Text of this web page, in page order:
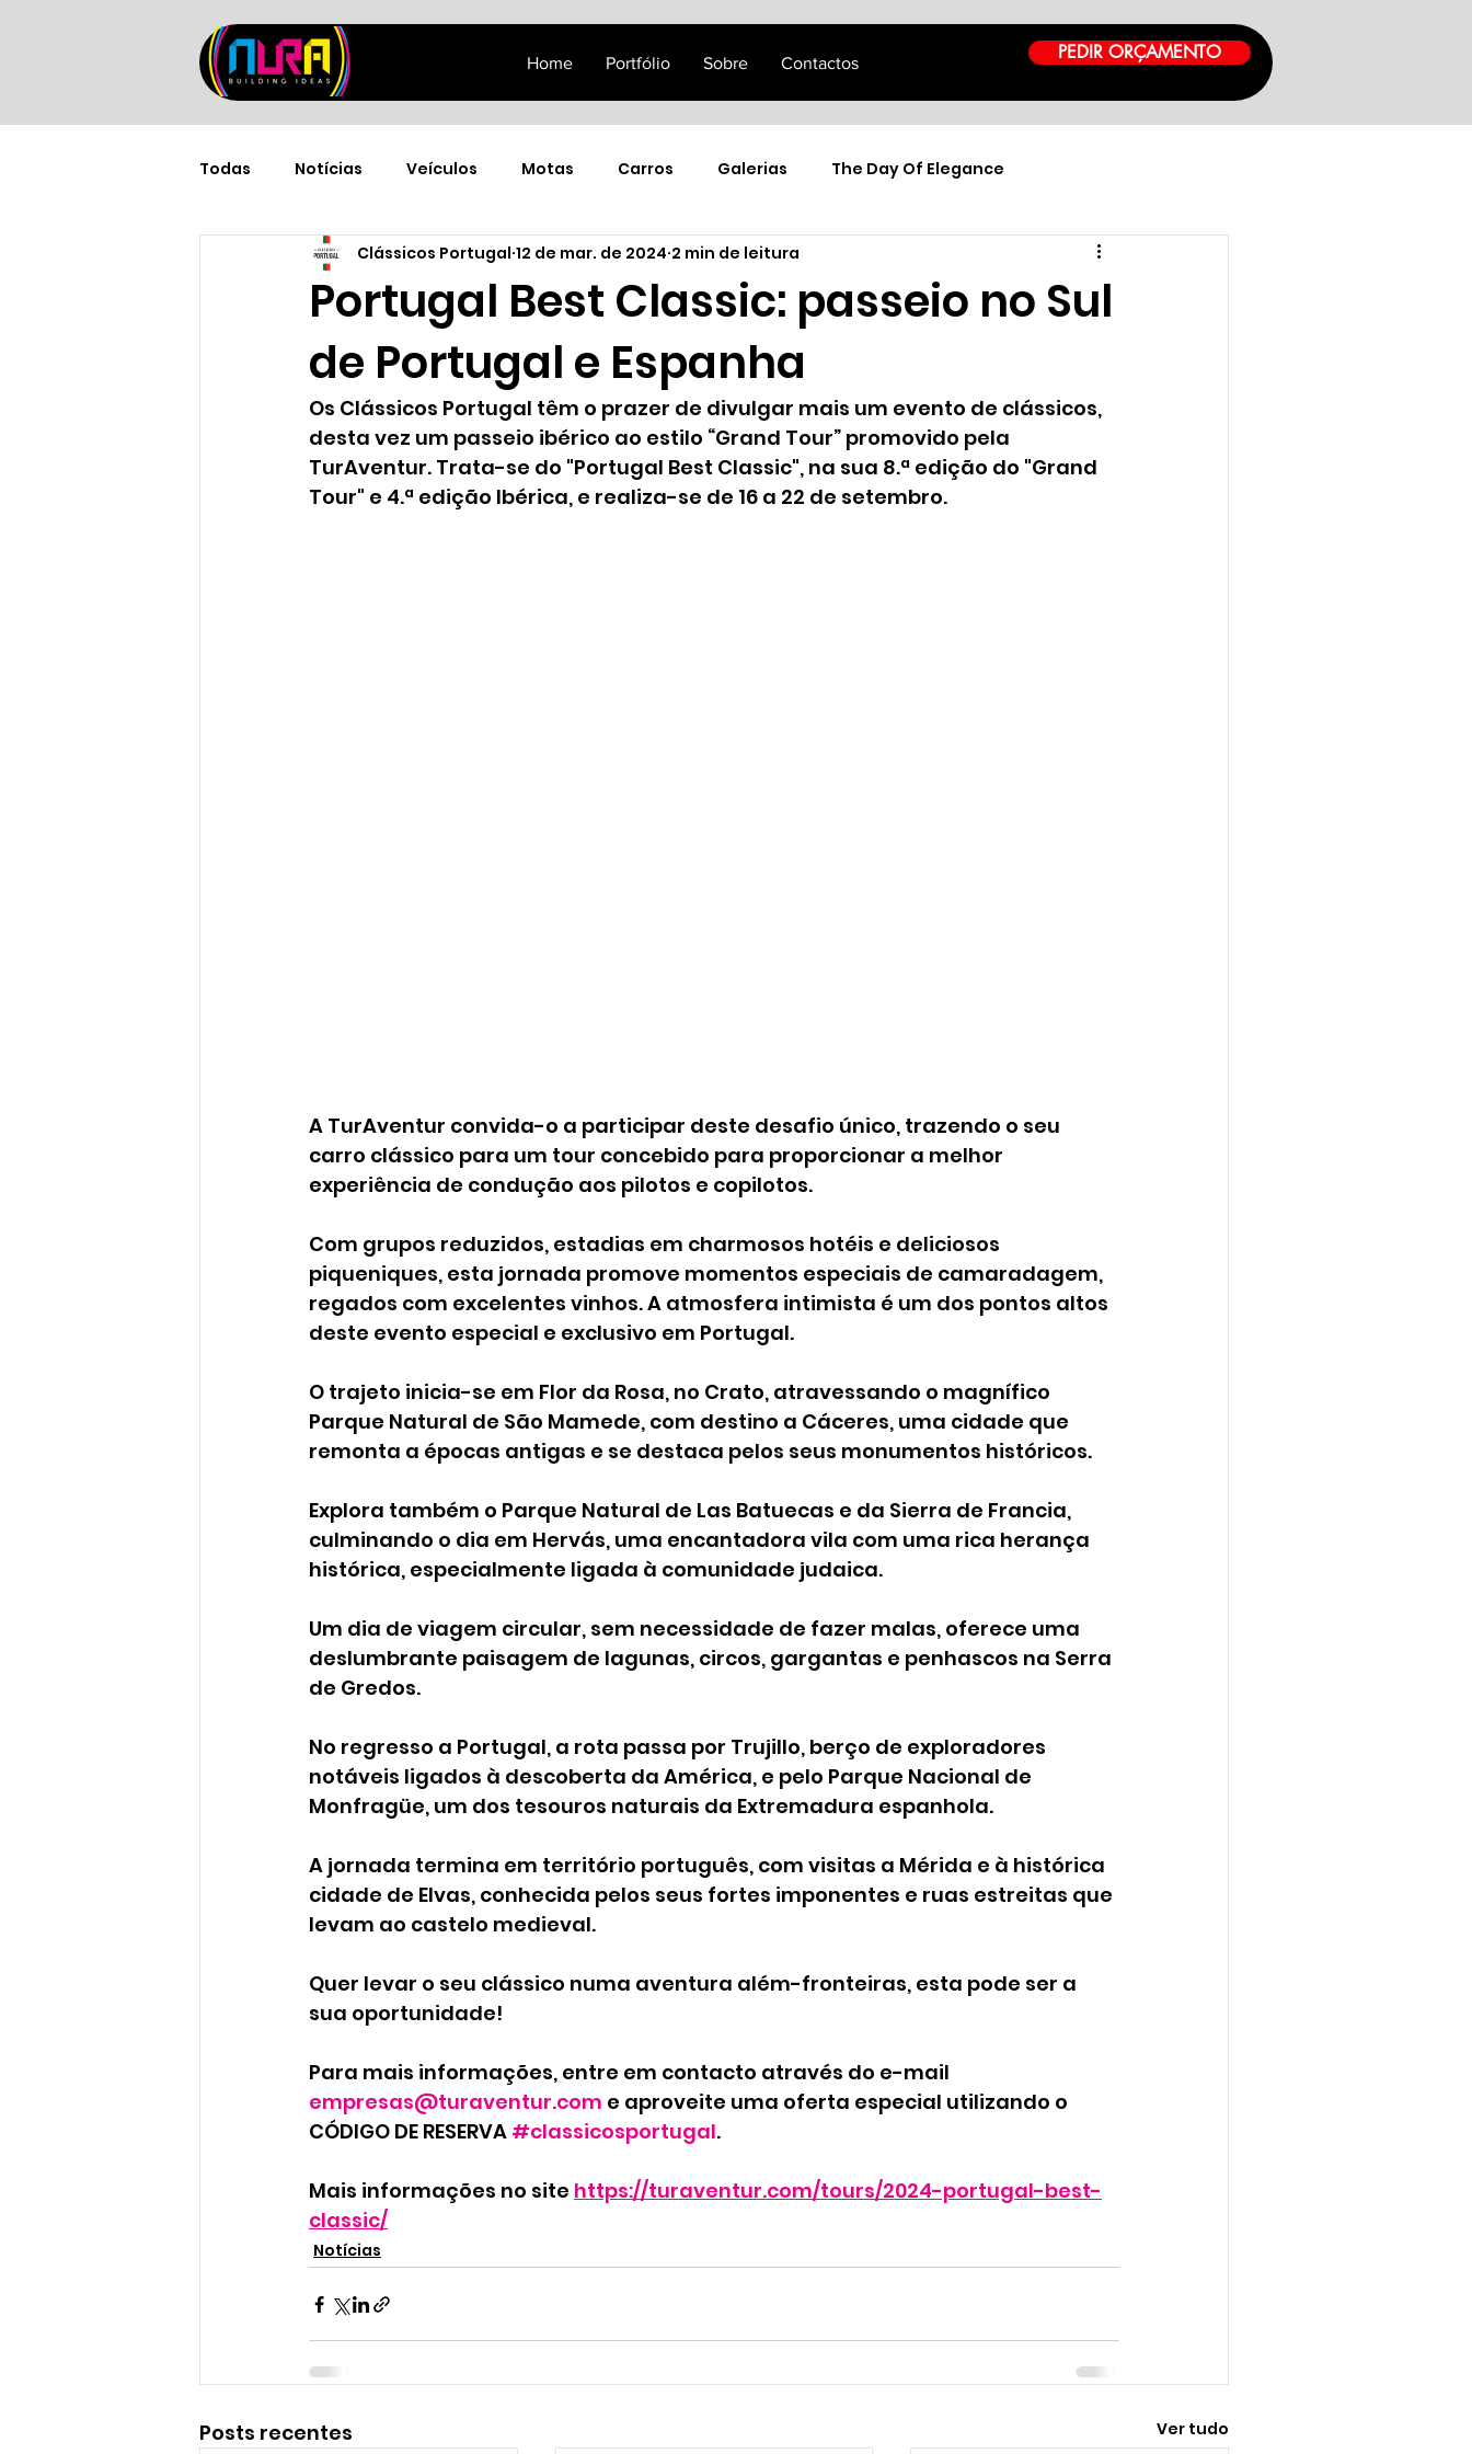
Home Portfólio Sobre Contactos PEDIR ORÇAMENTO
Todas Notícias Veículos Motas Carros Galerias The Day Of Elegance
Portugal Best Classic: passeio no Sul
de Portugal e Espanha
Clássicos Portugal 12 de mar. de 2024 2 min de leitura
Os Clássicos Portugal têm o prazer de divulgar mais um evento de clássicos,
desta vez um passeio ibérico ao estilo “Grand Tour” promovido pela
TurAventur. Trata-se do "Portugal Best Classic", na sua 8.ª edição do "Grand
Tour" e 4.ª edição Ibérica, e realiza-se de 16 a 22 de setembro.
A TurAventur convida-o a participar deste desafio único, trazendo o seu
carro clássico para um tour concebido para proporcionar a melhor
experiência de condução aos pilotos e copilotos.
Com grupos reduzidos, estadias em charmosos hotéis e deliciosos
piqueniques, esta jornada promove momentos especiais de camaradagem,
regados com excelentes vinhos. A atmosfera intimista é um dos pontos altos
deste evento especial e exclusivo em Portugal.
O trajeto inicia-se em Flor da Rosa, no Crato, atravessando o magnífico
Parque Natural de São Mamede, com destino a Cáceres, uma cidade que
remonta a épocas antigas e se destaca pelos seus monumentos históricos.
Explora também o Parque Natural de Las Batuecas e da Sierra de Francia,
culminando o dia em Hervás, uma encantadora vila com uma rica herança
histórica, especialmente ligada à comunidade judaica.
Um dia de viagem circular, sem necessidade de fazer malas, oferece uma
deslumbrante paisagem de lagunas, circos, gargantas e penhascos na Serra
de Gredos.
No regresso a Portugal, a rota passa por Trujillo, berço de exploradores
notáveis ligados à descoberta da América, e pelo Parque Nacional de
Monfragüe, um dos tesouros naturais da Extremadura espanhola.
A jornada termina em território português, com visitas a Mérida e à histórica
cidade de Elvas, conhecida pelos seus fortes imponentes e ruas estreitas que
levam ao castelo medieval.
Quer levar o seu clássico numa aventura além-fronteiras, esta pode ser a
sua oportunidade!
Para mais informações, entre em contacto através do e-mail
empresas@turaventur.com e aproveite uma oferta especial utilizando o
CÓDIGO DE RESERVA #classicosportugal.
Mais informações no site https://turaventur.com/tours/2024-portugal-best-
classic/
Notícias
Posts recentes Ver tudo